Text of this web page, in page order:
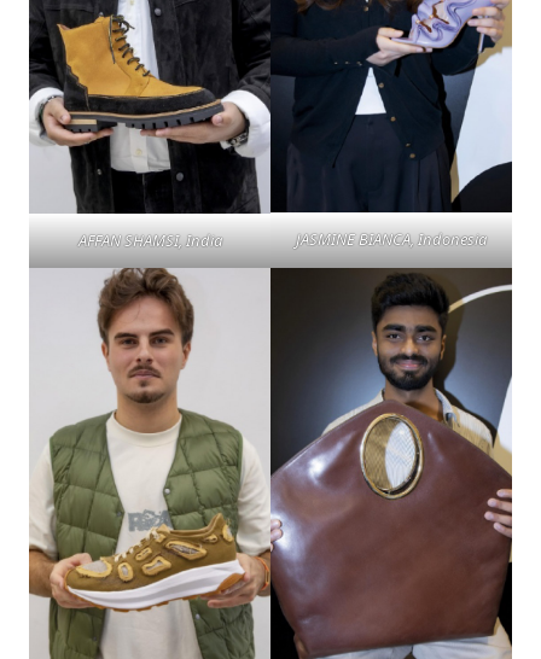
AFFAN SHAMSI, India JASMINE BIANCA, Indonesia